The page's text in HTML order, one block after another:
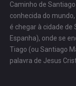
Caminho de
conhecida do
é chegar à cidade de
Espanha), onde se
Tiago (ou Santiago
palavra de Jesus